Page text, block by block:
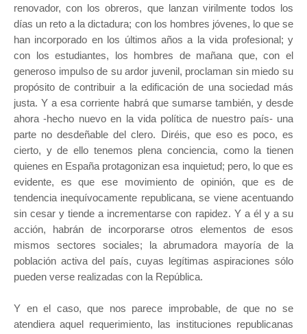
renovador, con los obreros, que lanzan virilmente todos los
días un reto a la dictadura; con los hombres jóvenes, lo que se
han incorporado en los últimos años a la vida profesional; y
con los estudiantes, los hombres de mañana que, con el
generoso impulso de su ardor juvenil, proclaman sin miedo su
propósito de contribuir a la edificación de una sociedad más
justa. Y a esa corriente habrá que sumarse también, y desde
ahora -hecho nuevo en la vida política de nuestro país- una
parte no desdeñable del clero. Diréis, que eso es poco, es
cierto, y de ello tenemos plena conciencia, como la tienen
quienes en España protagonizan esa inquietud; pero, lo que es
evidente, es que ese movimiento de opinión, que es de
tendencia inequívocamente republicana, se viene acentuando
sin cesar y tiende a incrementarse con rapidez. Y a él y a su
acción, habrán de incorporarse otros elementos de esos
mismos sectores sociales; la abrumadora mayoría de la
población activa del país, cuyas legítimas aspiraciones sólo
pueden verse realizadas con la República.
Y en el caso, que nos parece improbable, de que no se
atendiera aquel requerimiento, las instituciones republicanas